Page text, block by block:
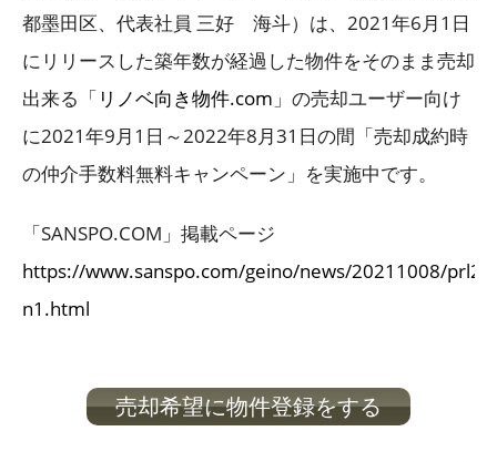
都墨田区、代表社員 三好 海斗）は、2021年6月1日
にリリースした築年数が経過した物件をそのまま売却
出来る「 リノベ向き物件.com 」の売却ユーザー向け
に2021年9月1日～2022年8月31日の間「売却成約時
の仲介手数料無料キャンペーン」を実施中です。
「SANSPO.COM」掲載ページ
https://www.sanspo.com/geino/news/20211008/
n1.html
売却希望に物件登録をする